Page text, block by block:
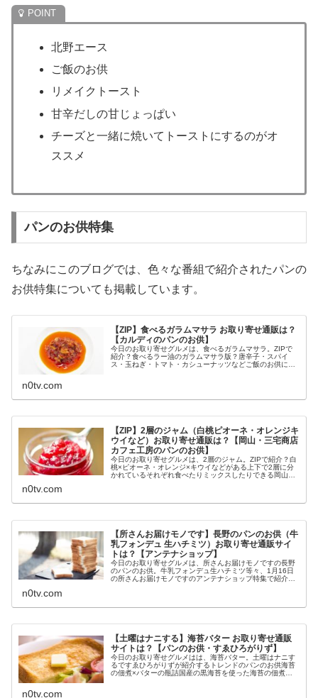
北野エース
ご飯のお供
リメイクトースト
甘辛だしの甘じょっぱい
チーズと一緒に焼いてトーストにするのがオ
ススメ
パンのお供特集
ちなみにこのブログでは、色々な番組で紹介されたパンの
お供特集についても掲載しています。
【ZIP】食べるガラムマサラ お取り寄せ通販は？
【カルディのパンのお供】
今日のお取り寄せグルメは、食べるガラムマサラ。ZIPで
紹介？食べるラー油のガラムマサラ版？唐辛子・スパイ
ス・玉ねぎ・トマト・カシューナッツなどご飯のお供にも
n0tv.com
【ZIP】2層のジャム（白桃ピオーネ・オレンジキ
ウイなど）お取り寄せ通販は？【岡山・三宅商店
カフェ工房のパンのお供】
今日のお取り寄せグルメは、2層のジャム。ZIPで紹介？白
桃×ピオーネ・オレンジ×キウイなどがある上下で2層に分
かれているそれぞれ食べたりミックスしたりできる岡山・
n0tv.com
【所さんお届けモノです】長野のパンのお供（牛
乳フォンデュ 生ハチミツ）お取り寄せ通販サイ
トは？【アンテナショップ】
今日のお取り寄せグルメは、所さんお届けモノですの長野
のパンのお供。牛乳フォンデュ生ハチミツ等々、1月16日
の所さんお届けモノですのアンテナショップ特集で紹介さ
n0tv.com
【土曜はナニする】海苔バター お取り寄せ通販
サイトは？【パンのお供・すゑひろがりず】
今日のお取り寄せグルメはは、海苔バター。土曜はナニす
るですゑひろがりずが紹介するトレンドのパンのお供海苔
の佃煮×バターの瓶詰国産の黒海苔を使った海苔の佃煮ご
n0tv.com